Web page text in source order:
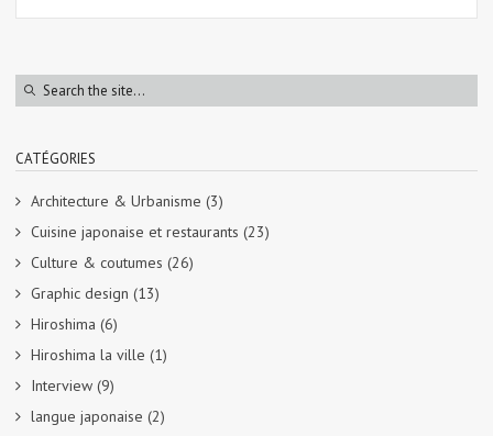
CATÉGORIES
Architecture & Urbanisme (3)
Cuisine japonaise et restaurants (23)
Culture & coutumes (26)
Graphic design (13)
Hiroshima (6)
Hiroshima la ville (1)
Interview (9)
langue japonaise (2)